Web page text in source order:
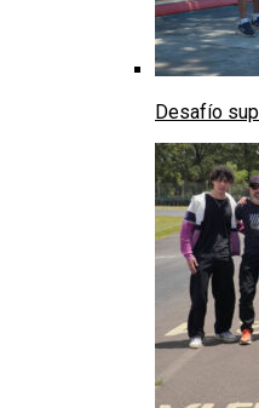
Desafío